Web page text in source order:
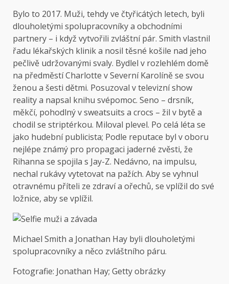
Bylo to 2017. Muži, tehdy ve čtyřicátých letech, byli
dlouholetými spolupracovníky a obchodními
partnery – i když vytvořili zvláštní pár. Smith vlastnil
řadu lékařských klinik a nosil těsné košile nad jeho
pečlivě udržovanými svaly. Bydlel v rozlehlém domě
na předměstí Charlotte v Severní Karolíně se svou
ženou a šesti dětmi. Posuzoval v televizní show
reality a napsal knihu svépomoc. Seno – drsník,
měkčí, pohodlný v sweatsuits a crocs – žil v bytě a
chodil se striptérkou. Miloval plevel. Po celá léta se
jako hudební publicista; Podle reputace byl v oboru
nejlépe známý pro propagaci jaderné zvěsti, že
Rihanna se spojila s Jay-Z. Nedávno, na impulsu,
nechal rukávy vytetovat na pažích. Aby se vyhnul
otravnému příteli ze zdraví a ořechů, se vplížil do své
ložnice, aby se vplížil.
Michael Smith a Jonathan Hay byli dlouholetými
spolupracovníky a něco zvláštního páru.
Fotografie: Jonathan Hay; Getty obrázky